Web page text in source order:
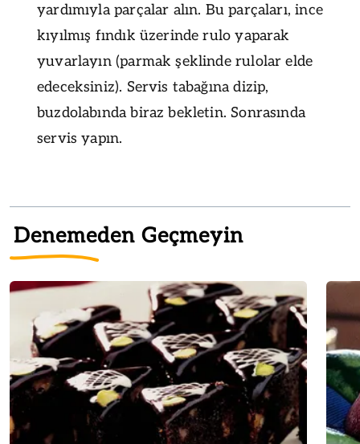
yardımıyla parçalar alın. Bu parçaları, ince
kıyılmış fındık üzerinde rulo yaparak
yuvarlayın (parmak şeklinde rulolar elde
edeceksiniz). Servis tabağına dizip,
buzdolabında biraz bekletin. Sonrasında
servis yapın.
Denemeden Geçmeyin